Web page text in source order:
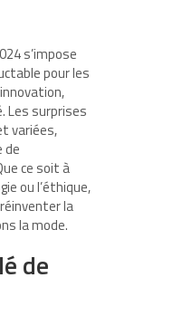
s’impose
pour les
Les surprises
variées,
de
ce soit à
ou l’éthique,
la
la mode.
de